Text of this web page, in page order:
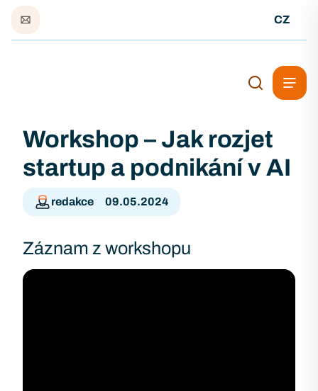
CZ
Workshop – Jak rozjet
startup a podnikání v AI
redakce 09.05.2024
Záznam z workshopu